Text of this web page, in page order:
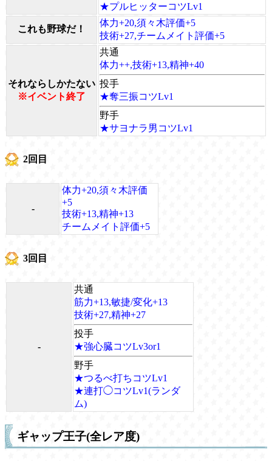
★プルヒッターコツLv1
これも野球だ！
体力+20,須々木評価+5
技術+27,チームメイト評価+5
それならしかたない
※イベント終了
共通
体力++,技術+13,精神+40
投手
★奪三振コツLv1
野手
★サヨナラ男コツLv1
2回目
-
体力+20,須々木評価
+5
技術+13,精神+13
チームメイト評価+5
3回目
-
共通
筋力+13,敏捷/変化+13
技術+27,精神+27
投手
★強心臓コツLv3or1
野手
★つるべ打ちコツLv1
★連打◯コツLv1(ランダ
ム)
ギャップ王子(全レア度)